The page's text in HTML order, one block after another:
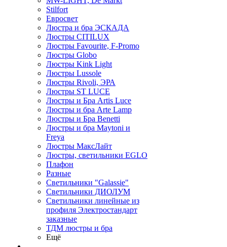
Stilfort
Евросвет
Люстра и бра ЭСКАДА
Люстры CITILUX
Люстры Favourite, F-Promo
Люстры Globo
Люстры Kink Light
Люстры Lussole
Люстры Rivoli, ЭРА
Люстры ST LUCE
Люстры и Бра Artis Luce
Люстры и бра Arte Lamp
Люстры и Бра Benetti
Люстры и бра Maytoni и
Freya
Люстры МаксЛайт
Люстры, светильники EGLO
Плафон
Разные
Светильники "Galassie"
Светильники ДИОЛУМ
Светильники линейные из
профиля Электростандарт
заказные
ТДМ люстры и бра
Ещё